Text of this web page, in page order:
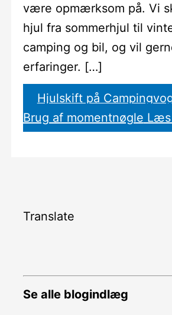
være opmærksom på. Vi
hjul fra sommerhjul til
camping og bil, og vil
erfaringer. […]
Hjulskift på
Brug af momentnøgle Læs
Translate
Se alle blogindlæg